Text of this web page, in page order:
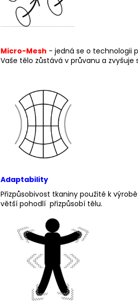
Micro-Mesh - jedná se o technologii
Vaše tělo zůstává v průvanu a zvyšuje
Adaptability
Přizpůsobivost tkaniny použité k
větší pohodlí přizpůsobí tělu.